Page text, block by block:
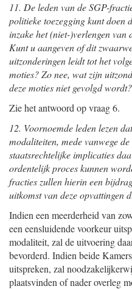
11. De leden van de SGP-
politieke toezegging kunt doen
inzake het (niet-)verlengen van
Kunt u aangeven of dit
uitzonderingen leidt tot het
moties? Zo nee, wat zijn
deze moties niet gevolgd wordt?
Zie het antwoord op vraag 6.
12. Voornoemde leden lezen
modaliteiten, mede vanwege
staatsrechtelijke implicaties
ordentelijk proces kunnen
fracties zullen hierin een
uitkomst van deze opvattingen
Indien een meerderheid van
een eensluidende voorkeur
modaliteit, zal de uitvoering
bevorderd. Indien beide
uitspreken, zal
plaatsvinden of nader overleg